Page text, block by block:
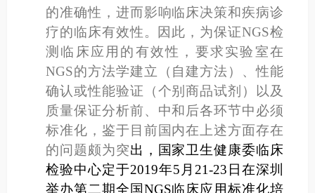
的准确性，进而影响临床决策和疾病诊
疗的临床有效性。因此，为保证NGS检
测临床应用的有效性，要求实验室在
NGS的方法学建立（自建方法）、性能
确认或性能验证（个别商品试剂）以及
质量保证分析前、中和后各环节中必须
标准化，鉴于目前国内在上述方面存在
的问题颇为突出，国家卫生健康委临床
检验中心定于2019年5 月 21-23 日在深圳
举办第二期全国NGS临床应用标准化培